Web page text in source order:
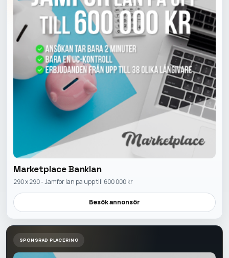
Marketplace Banklan
290 x 290 - Jamfor lan pa upp till 600 000 kr
Besök annonsör
SPONSRAD PLACERING